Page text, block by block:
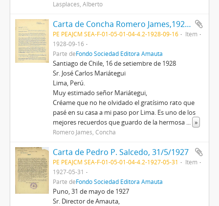
Lasplaces, Alberto
Carta de Concha Romero James,1928-09-16
PE PEAJCM SEA-F-01-05-01-04-4.2-1928-09-16
Item
1928-09-16
Parte deFondo Sociedad Editora Amauta
Santiago de Chile, 16 de setiembre de 1928
Sr. José Carlos Mariátegui
Lima, Perú.
Muy estimado señor Mariátegui,
Créame que no he olvidado el gratísimo rato que
pasé en su casa a mi paso por Lima. Es uno de los
mejores recuerdos que guardo de la hermosa ... »
Romero James, Concha
Carta de Pedro P. Salcedo, 31/5/1927
PE PEAJCM SEA-F-01-05-01-04-4.2-1927-05-31
Item
1927-05-31
Parte deFondo Sociedad Editora Amauta
Puno, 31 de mayo de 1927
Sr. Director de Amauta,